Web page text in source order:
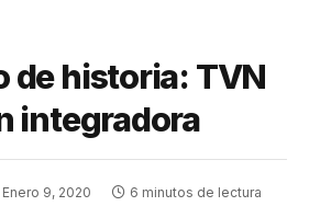
de historia: TVN
integradora
Enero 9, 2020 6 minutos de lectura